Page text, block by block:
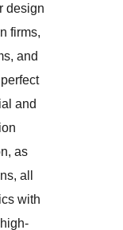
design
firms,
and
and
as
all
with